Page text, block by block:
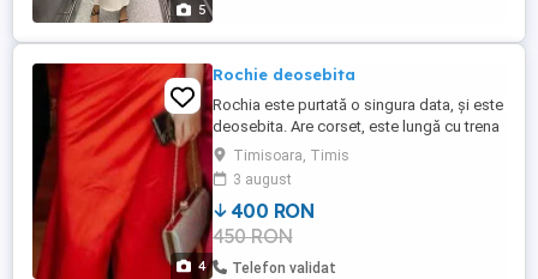
5
4
Rochie deosebita
Rochia este purtată o singura data, și este
deosebita. Are corset, este lungă cu trena
,marimea M.
Timisoara, Timis
3 august
400 RON
450 RON
Telefon validat